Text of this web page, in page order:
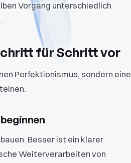
Vorgang unterschiedlich
für Schritt vor
Perfektionismus, sondern eine
Besser ist ein klarer
Weiterverarbeiten von